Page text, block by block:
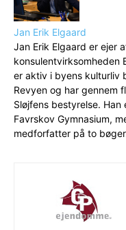
Jan Erik Elgaard
Jan Erik Elgaard er ejer
konsulentvirksomheden
er aktiv i byens kulturliv
Revyen og har gennem
Sløjfens bestyrelse.
Favrskov Gymnasium,
medforfatter på to